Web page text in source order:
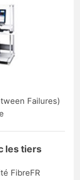
Failures)
les tiers
FibreFR